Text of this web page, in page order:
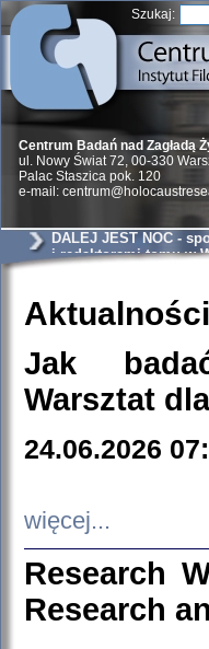
Szukaj:
Centrum Badań nad Zagładą
ul. Nowy Świat 72, 00-330
Palac Staszica pok. 120
e-mail:
DALEJ JEST NOC -
i redaktorami tomu w
Aktualności
Jak
Warsztat
24.06.2026
więcej...
Research
Research